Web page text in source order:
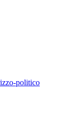
politico